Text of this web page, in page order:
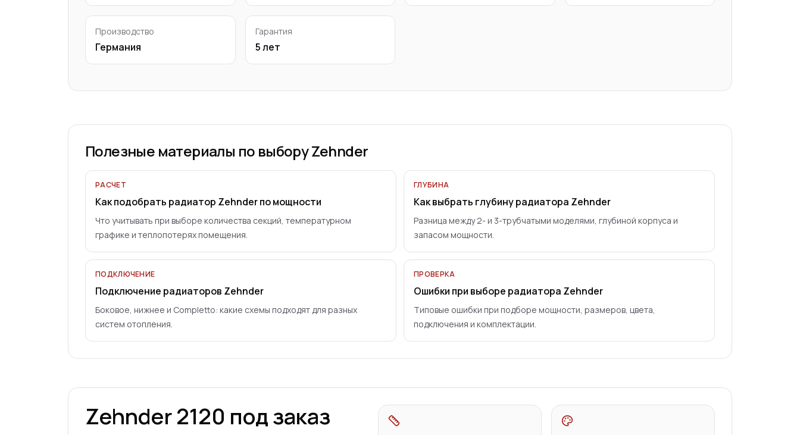
Производство
Германия
Гарантия
5 лет
Полезные материалы по выбору Zehnder
РАСЧЕТ
Как подобрать радиатор Zehnder по мощности
Что учитывать при выборе количества секций, температурном
графике и теплопотерях помещения.
ГЛУБИНА
Как выбрать глубину радиатора Zehnder
Разница между 2- и 3-трубчатыми моделями, глубиной корпуса и
запасом мощности.
ПОДКЛЮЧЕНИЕ
Подключение радиаторов Zehnder
Боковое, нижнее и Completto: какие схемы подходят для разных
систем отопления.
ПРОВЕРКА
Ошибки при выборе радиатора Zehnder
Типовые ошибки при подборе мощности, размеров, цвета,
подключения и комплектации.
Zehnder2120 под заказ